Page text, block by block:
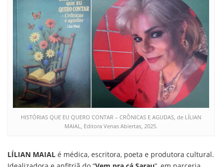
HISTÓRIAS QUE EU QUERO CONTAR – CRÔNICAS E AGUDAS, de LÍLIAN
MAIAL, Editora Venas Abiertas, 2025.
LÍLIAN MAIAL é médica, escritora, poeta e produtora cultural.